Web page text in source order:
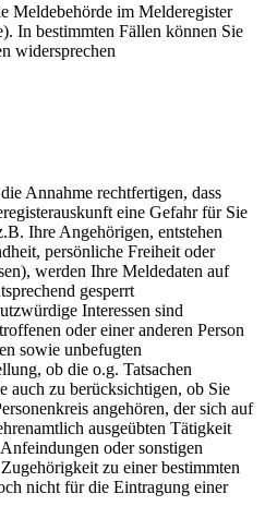
Meldebehörde im Melderegister
In bestimmten Fällen können Sie
widersprechen
Annahme rechtfertigen, dass
eine Gefahr für Sie
Ihre Angehörigen, entstehen
persönliche Freiheit oder
werden Ihre Meldedaten auf
gesperrt
Interessen sind
oder einer anderen Person
sowie unbefugten
ob die o.g. Tatsachen
auch zu berücksichtigen, ob Sie
angehören, der sich auf
ausgeübten Tätigkeit
oder sonstigen
zu einer bestimmten
nicht für die Eintragung einer